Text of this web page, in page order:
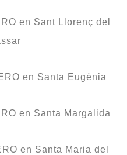
en Sant Llorenç del
en Santa Eugènia
en Santa Margalida
en Santa Maria del